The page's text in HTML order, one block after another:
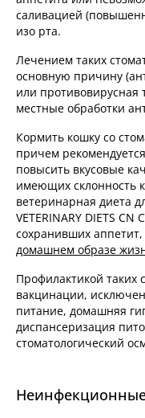
саливацией
изо рта.
Лечением таких
основную причину
или противовирусная
местные обработки
Кормить кошку со
причем
повысить вкусовые
имеющих склонность
ветеринарная диета
VETERINARY DIETS
сохранивших
домашнем образе
Профилактикой таких
вакцинации,
питание, домашняя
диспансеризация
стоматологический